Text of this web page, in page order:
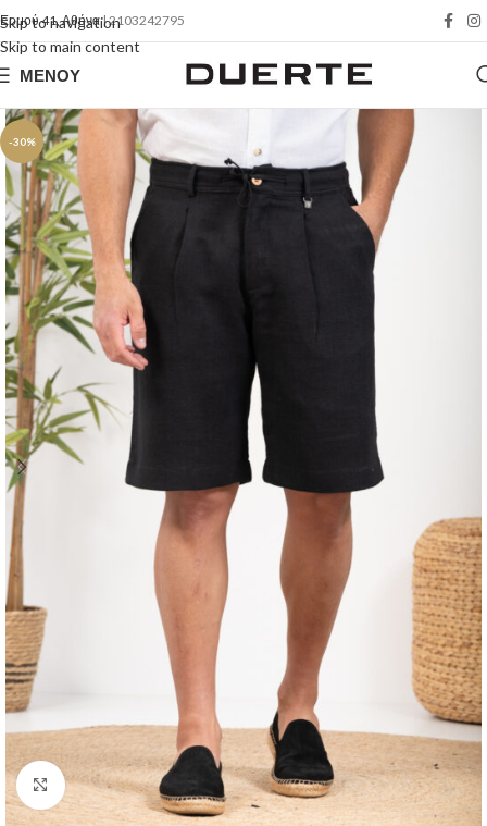
Skip to navigation
Skip to main content
Ερμού 41, Αθήνα| 2103242795
ΜΕΝΟΎ
-30%
Κλικ για μεγέθυνση